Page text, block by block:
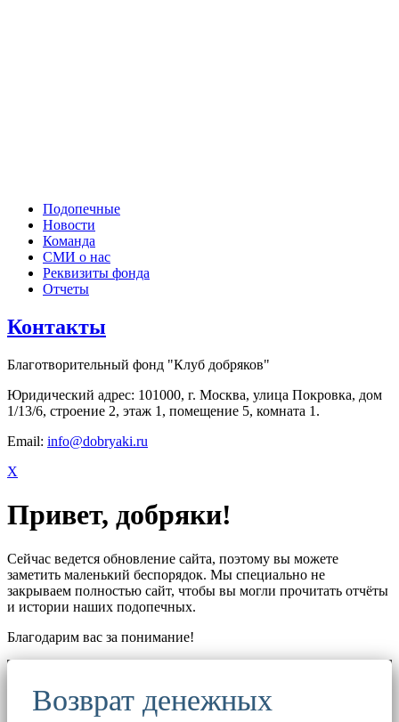
Подопечные
Новости
Команда
СМИ о нас
Реквизиты фонда
Отчеты
Контакты
Благотворительный фонд "Клуб добряков"
Юридический адрес: 101000, г. Москва, улица Покровка, дом
1/13/6, строение 2, этаж 1, помещение 5, комната 1.
Email: info@dobryaki.ru
X
Привет, добряки!
Сейчас ведется обновление сайта, поэтому вы можете
заметить маленький беспорядок. Мы специально не
закрываем полностью сайт, чтобы вы могли прочитать отчёты
и истории наших подопечных.
Благодарим вас за понимание!
Возврат денежных